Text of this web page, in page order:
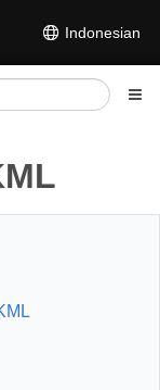
Indonesian